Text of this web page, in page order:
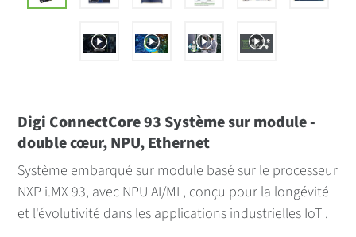
Digi ConnectCore 93 Système sur module -
double cœur, NPU, Ethernet
Système embarqué sur module basé sur le processeur
NXP i.MX 93, avec NPU AI/ML, conçu pour la longévité
et l'évolutivité dans les applications industrielles IoT .